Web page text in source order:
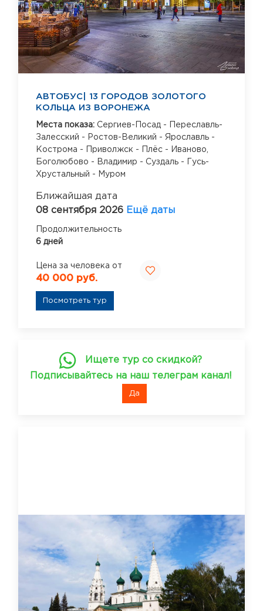
АВТОБУС| 13 ГОРОДОВ ЗОЛОТОГО
КОЛЬЦА ИЗ ВОРОНЕЖА
Места показа: Сергиев-Посад - Переславль-
Залесский - Ростов-Великий - Ярославль -
Кострома - Приволжск - Плёс - Иваново,
Боголюбово - Владимир - Суздаль - Гусь-
Хрустальный - Муром
Ближайшая дата
08 сентября 2026 Ещё даты
Продолжительность
6 дней
Цена за человека от
40 000 руб.
Посмотреть тур
Ищете тур со скидкой?
Подписывайтесь на наш телеграм канал!
Да